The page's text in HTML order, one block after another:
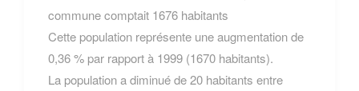
commune comptait 1676 habitants
Cette population représente une augmentation de
0,36 % par rapport à 1999 (1670 habitants).
La population a diminué de 20 habitants entre